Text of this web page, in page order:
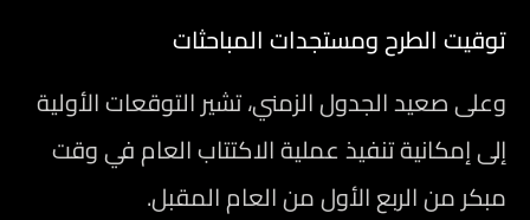
توقيت الطرح ومستجدات المباحثات
وعلى صعيد الجدول الزمني، تشير التوقعات الأولية
إلى إمكانية تنفيذ عملية الاكتتاب العام في وقت
مبكر من الربع الأول من العام المقبل.